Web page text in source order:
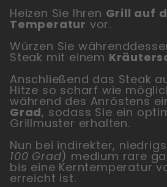
Heizen Sie Ihren Grill auf
Temperatur vor.
Würzen Sie
Steak mit einem
Anschließend das Steak
Hitze so scharf wie
während des Anröstens
Grad, sodass Sie ein
Grillmuster erhalten.
Nun bei indirekter,
100 Grad) medium rare
bis eine Kerntemperatur
erreicht ist.